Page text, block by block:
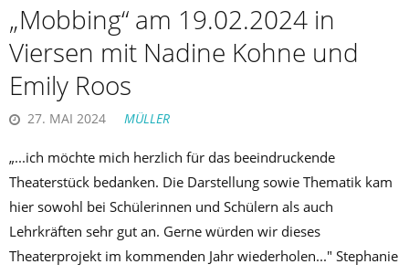
„Mobbing“ am 19.02.2024 in
Viersen mit Nadine Kohne und
Emily Roos
27. MAI 2024 MÜLLER
„...ich möchte mich herzlich für das beeindruckende
Theaterstück bedanken. Die Darstellung sowie Thematik kam
hier sowohl bei Schülerinnen und Schülern als auch
Lehrkräften sehr gut an. Gerne würden wir dieses
Theaterprojekt im kommenden Jahr wiederholen..." Stephanie